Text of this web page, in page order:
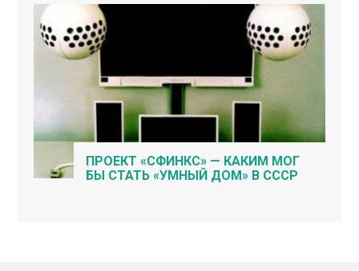
ПРОЕКТ «СФИНКС» — КАКИМ МОГ
БЫ СТАТЬ «УМНЫЙ ДОМ» В СССР